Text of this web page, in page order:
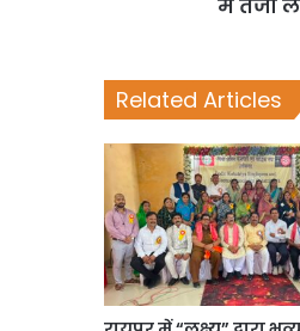
में तेजी
Related Articles